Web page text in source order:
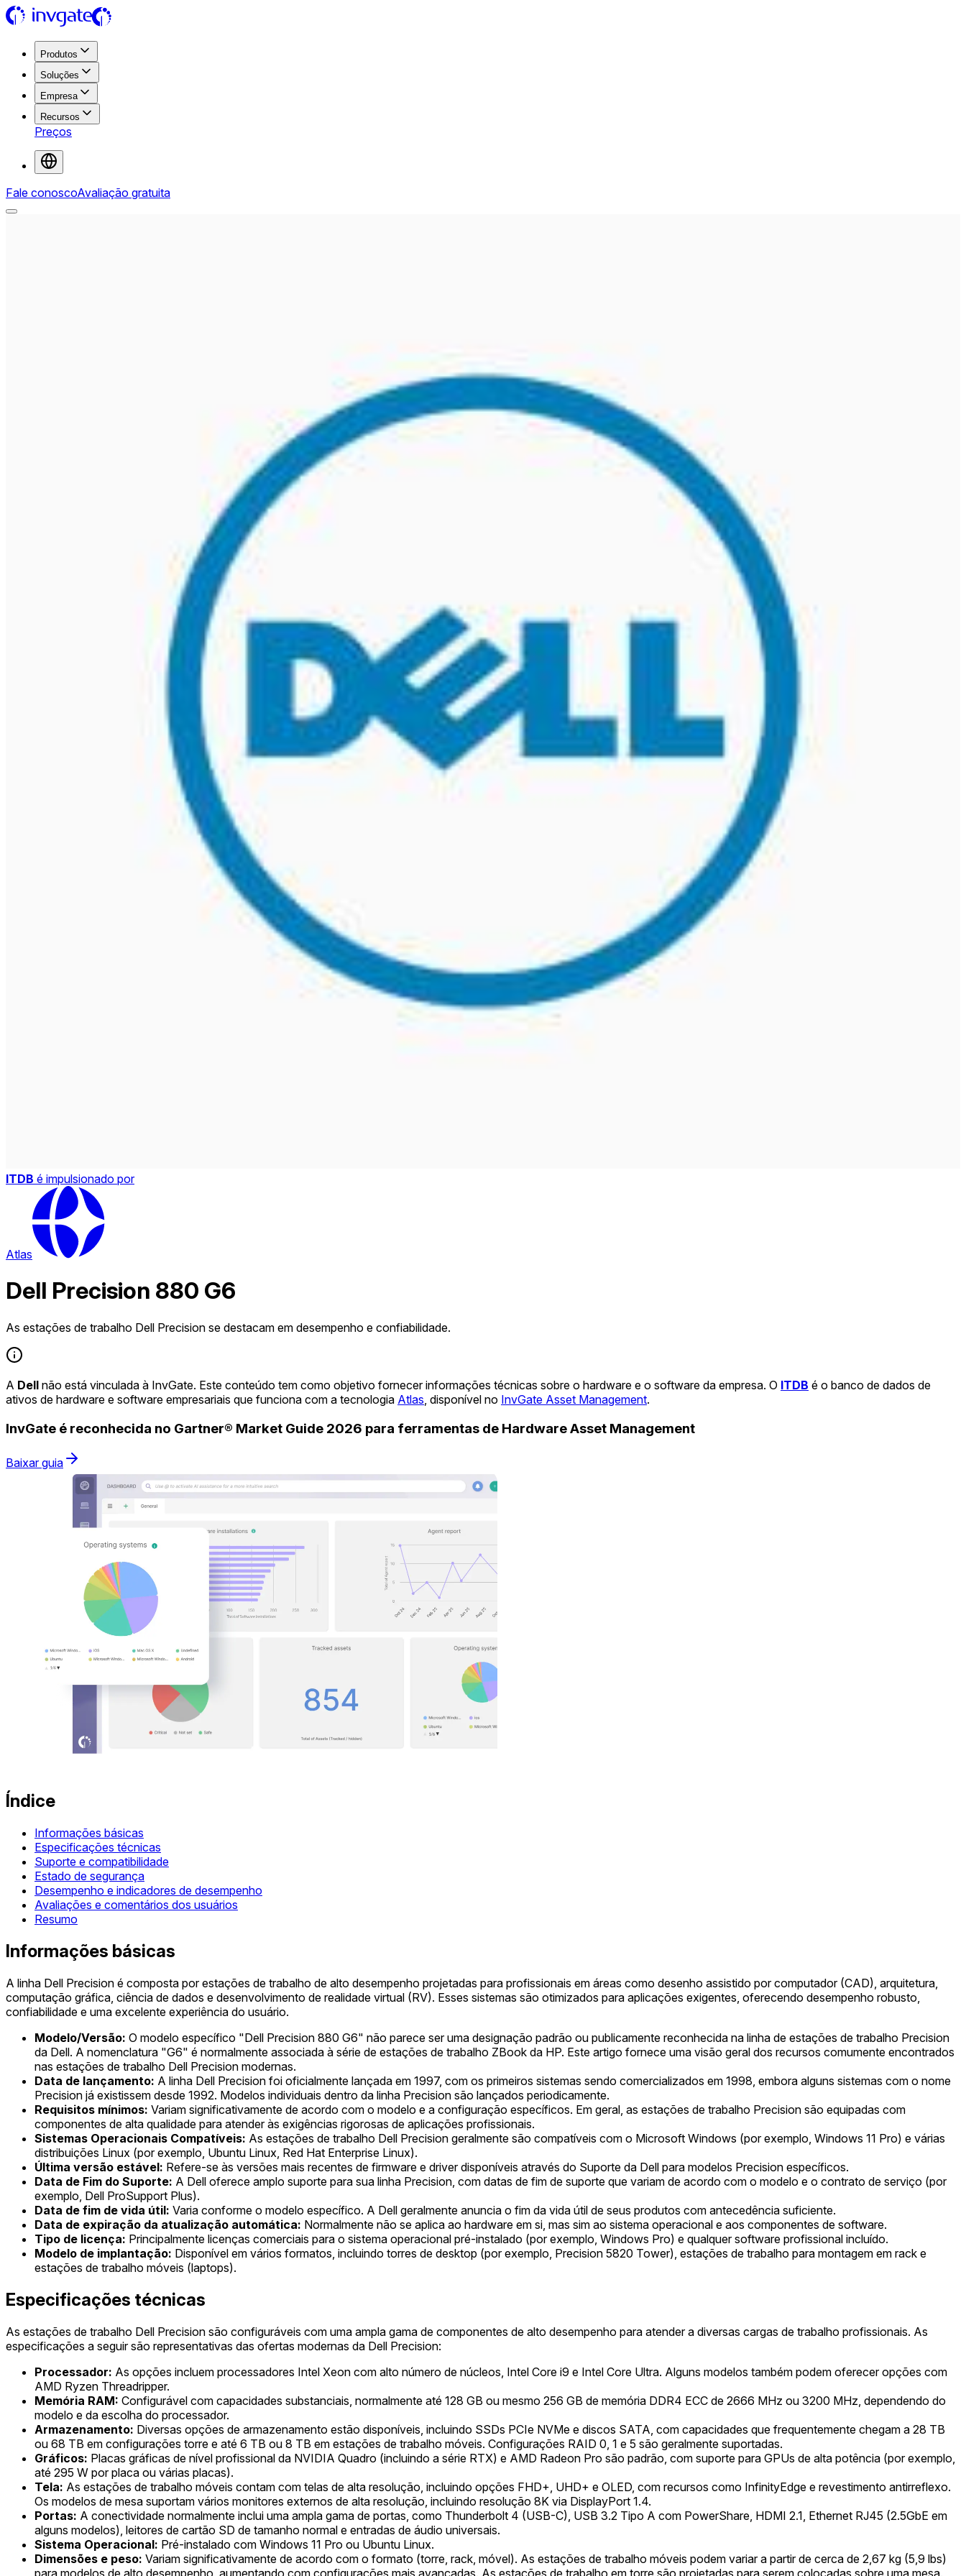
Produtos
Soluções
Empresa
Recursos
Preços
Fale conoscoAvaliação gratuita
ITDB é impulsionado por
Atlas
Dell Precision 880 G6
As estações de trabalho Dell Precision se destacam em desempenho e confiabilidade.
A Dell não está vinculada à InvGate. Este conteúdo tem como objetivo fornecer informações técnicas sobre o hardware e o software da empresa. O ITDB é o banco de dados de
ativos de hardware e software empresariais que funciona com a tecnologia Atlas , disponível no InvGate Asset Management.
InvGate é reconhecida no Gartner® Market Guide 2026 para ferramentas de Hardware Asset Management
Baixar guia
Índice
Informações básicas
Especificações técnicas
Suporte e compatibilidade
Estado de segurança
Desempenho e indicadores de desempenho
Avaliações e comentários dos usuários
Resumo
Informações básicas
A linha Dell Precision é composta por estações de trabalho de alto desempenho projetadas para profissionais em áreas como desenho assistido por computador (CAD), arquitetura,
computação gráfica, ciência de dados e desenvolvimento de realidade virtual (RV). Esses sistemas são otimizados para aplicações exigentes, oferecendo desempenho robusto,
confiabilidade e uma excelente experiência do usuário.
Modelo/Versão: O modelo específico "Dell Precision 880 G6" não parece ser uma designação padrão ou publicamente reconhecida na linha de estações de trabalho Precision
da Dell. A nomenclatura "G6" é normalmente associada à série de estações de trabalho ZBook da HP. Este artigo fornece uma visão geral dos recursos comumente encontrados
nas estações de trabalho Dell Precision modernas.
Data de lançamento: A linha Dell Precision foi oficialmente lançada em 1997, com os primeiros sistemas sendo comercializados em 1998, embora alguns sistemas com o nome
Precision já existissem desde 1992. Modelos individuais dentro da linha Precision são lançados periodicamente.
Requisitos mínimos: Variam significativamente de acordo com o modelo e a configuração específicos. Em geral, as estações de trabalho Precision são equipadas com
componentes de alta qualidade para atender às exigências rigorosas de aplicações profissionais.
Sistemas Operacionais Compatíveis: As estações de trabalho Dell Precision geralmente são compatíveis com o Microsoft Windows (por exemplo, Windows 11 Pro) e várias
distribuições Linux (por exemplo, Ubuntu Linux, Red Hat Enterprise Linux).
Última versão estável: Refere-se às versões mais recentes de firmware e driver disponíveis através do Suporte da Dell para modelos Precision específicos.
Data de Fim do Suporte: A Dell oferece amplo suporte para sua linha Precision, com datas de fim de suporte que variam de acordo com o modelo e o contrato de serviço (por
exemplo, Dell ProSupport Plus).
Data de fim de vida útil: Varia conforme o modelo específico. A Dell geralmente anuncia o fim da vida útil de seus produtos com antecedência suficiente.
Data de expiração da atualização automática: Normalmente não se aplica ao hardware em si, mas sim ao sistema operacional e aos componentes de software.
Tipo de licença: Principalmente licenças comerciais para o sistema operacional pré-instalado (por exemplo, Windows Pro) e qualquer software profissional incluído.
Modelo de implantação: Disponível em vários formatos, incluindo torres de desktop (por exemplo, Precision 5820 Tower), estações de trabalho para montagem em rack e
estações de trabalho móveis (laptops).
Especificações técnicas
As estações de trabalho Dell Precision são configuráveis com uma ampla gama de componentes de alto desempenho para atender a diversas cargas de trabalho profissionais. As
especificações a seguir são representativas das ofertas modernas da Dell Precision:
Processador: As opções incluem processadores Intel Xeon com alto número de núcleos, Intel Core i9 e Intel Core Ultra. Alguns modelos também podem oferecer opções com
AMD Ryzen Threadripper.
Memória RAM: Configurável com capacidades substanciais, normalmente até 128 GB ou mesmo 256 GB de memória DDR4 ECC de 2666 MHz ou 3200 MHz, dependendo do
modelo e da escolha do processador.
Armazenamento: Diversas opções de armazenamento estão disponíveis, incluindo SSDs PCIe NVMe e discos SATA, com capacidades que frequentemente chegam a 28 TB
ou 68 TB em configurações torre e até 6 TB ou 8 TB em estações de trabalho móveis. Configurações RAID 0, 1 e 5 são geralmente suportadas.
Gráficos: Placas gráficas de nível profissional da NVIDIA Quadro (incluindo a série RTX) e AMD Radeon Pro são padrão, com suporte para GPUs de alta potência (por exemplo,
até 295 W por placa ou várias placas).
Tela: As estações de trabalho móveis contam com telas de alta resolução, incluindo opções FHD+, UHD+ e OLED, com recursos como InfinityEdge e revestimento antirreflexo.
Os modelos de mesa suportam vários monitores externos de alta resolução, incluindo resolução 8K via DisplayPort 1.4.
Portas: A conectividade normalmente inclui uma ampla gama de portas, como Thunderbolt 4 (USB-C), USB 3.2 Tipo A com PowerShare, HDMI 2.1, Ethernet RJ45 (2.5GbE em
alguns modelos), leitores de cartão SD de tamanho normal e entradas de áudio universais.
Sistema Operacional: Pré-instalado com Windows 11 Pro ou Ubuntu Linux.
Dimensões e peso: Variam significativamente de acordo com o formato (torre, rack, móvel). As estações de trabalho móveis podem variar a partir de cerca de 2,67 kg (5,9 lbs)
para modelos de alto desempenho, aumentando com configurações mais avançadas. As estações de trabalho em torre são projetadas para serem colocadas sobre uma mesa.